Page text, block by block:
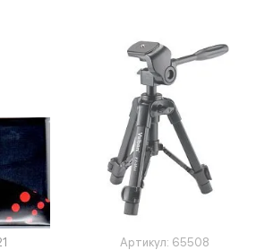
Артикул: 65508